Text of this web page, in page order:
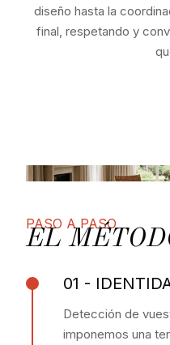
diseño hasta la
final, respetando y
PASO A PASO
EL
01 -
Detección de
imponemos una